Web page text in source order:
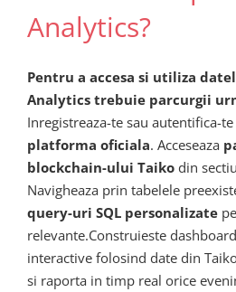
Analytics?
Pentru a accesa si utiliza
Analytics trebuie parcurgii
Inregistreaza-te sau autentifica-
platforma oficiala. Acceseaza
blockchain-ului Taiko din
Navigheaza prin tabelele
query-uri SQL personalizate
relevante.Construieste
interactive folosind date din
si raporta in timp real orice